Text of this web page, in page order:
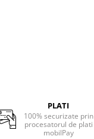
PLATI
100% securizate prin
procesatorul de plati
mobilPay